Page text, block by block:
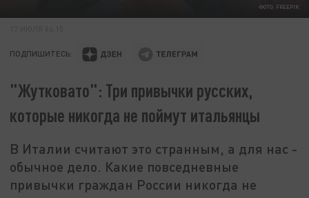
ФОТО: FREEPIK
ПОДПИШИТЕСЬ:
"Жутковато": Три привычки русских,
которые никогда не поймут итальянцы
В Италии считают это странным, а для нас -
обычное дело. Какие повседневные
привычки граждан России никогда не